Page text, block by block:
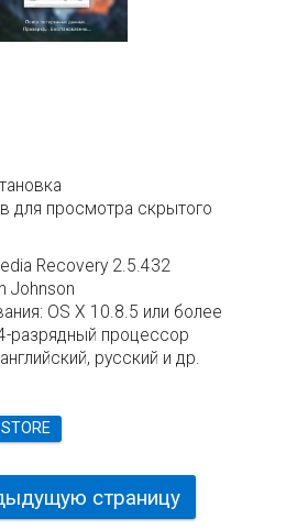
для просмотра скрытого
Recovery 2.5.432
Johnson
OS X 10.8.5 или более
разрядный процессор
английский, русский и др.
страницу